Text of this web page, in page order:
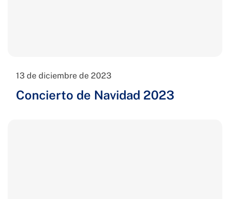
13 de diciembre de 2023
Concierto de Navidad 2023